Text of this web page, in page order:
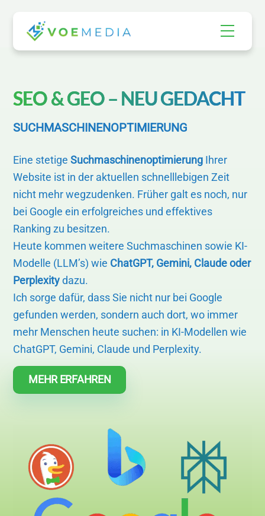
content
Menu
SEO & GEO – NEU GEDACHT
SUCHMASCHINENOPTIMIERUNG
Eine stetigeSuchmaschinenoptimierung Ihrer
Website ist in der aktuellen schnelllebigen Zeit
nicht mehr wegzudenken. Früher galt es noch, nur
bei Google ein erfolgreiches und effektives
Ranking zu besitzen.
Heute kommen weitere Suchmaschinen sowie KI-
Modelle (LLM’s) wie ChatGPT, Gemini, Claude oder
Perplexity dazu.
Ich sorge dafür, dass Sie nicht nur bei Google
gefunden werden, sondern auch dort, wo immer
mehr Menschen heute suchen: in KI-Modellen wie
ChatGPT, Gemini, Claude und Perplexity.
MEHR ERFAHREN